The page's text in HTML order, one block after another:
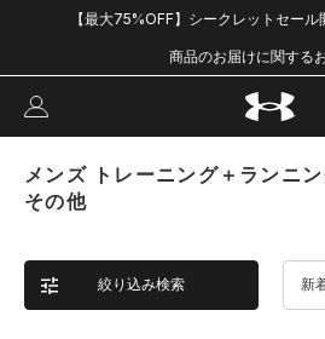
【最大75%OFF】シークレットセー
商品のお届けに関する
メンズ トレーニング＋ランニ
その他
絞り込み検索 新